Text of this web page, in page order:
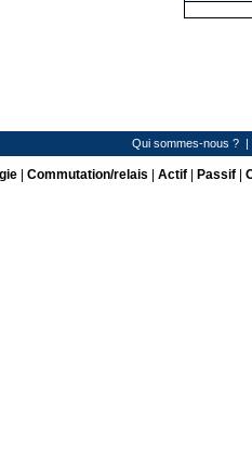
Qui sommes-nous ? |
| Commutation/relais Actif| Passif|